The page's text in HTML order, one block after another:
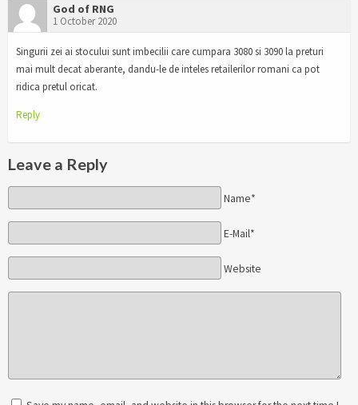
God of RNG
1 October 2020
Singurii zei ai stocului sunt imbecilii care cumpara 3080 si 3090 la preturi
mai mult decat aberante, dandu-le de inteles retailerilor romani ca pot
ridica pretul oricat.
Reply
Leave a Reply
Name*
E-Mail*
Website